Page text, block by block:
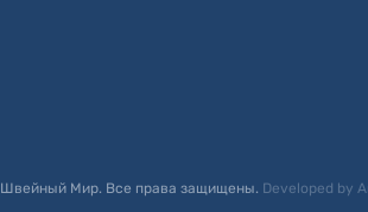
Швейный Мир. Все права защищены. Developed by